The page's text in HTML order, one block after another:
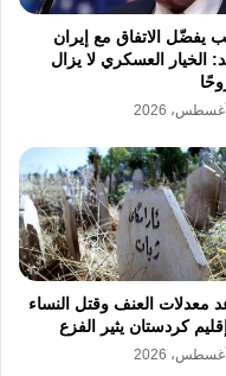
المعادية في
من إجراءات
لحماية قواتنا”، أضاف مسؤول في CENTCOM،
مع
فيها بطاريات
مقاتلة من
يفضّل الاتفاق مع إيران
الخيار العسكري لا يزال
معدلات العنف وقتل النساء
كردستان يثير الفزع